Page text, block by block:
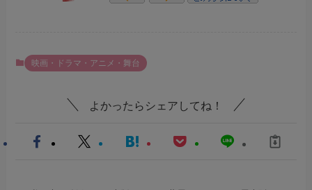
映画・ドラマ・アニメ・舞台
よかったらシェアしてね！